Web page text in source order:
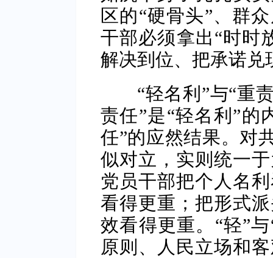
区的“硬骨头”、群
干部必须拿出“时时
解决到位、把承诺兑
“轻名利”与“重责
责任”是“轻名利”的
任”的应然结果。对
似对立，实则统一
党员干部把个人名
看得更重；把形式
效看得更重。“轻”
原则、人民立场和